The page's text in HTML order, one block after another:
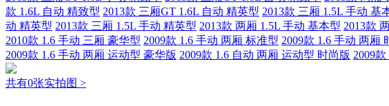
款 1.6L 自动 精致型 2013款 三厢GT 1.6L 自动 精英型 2013款 三厢 1.5L 手动 基
动 精英型 2013款 三厢 1.5L 手动 精英型 2013款 两厢 1.5L 手动 基本型 2013款
2010款 1.6 手动 三厢 豪华型 2009款 1.6 手动 两厢 标准型 2009款 1.6 手动 两厢
2009款 1.6 手动 两厢 运动型 豪华版 2009款 1.6 自动 两厢 运动型 时尚版 2009
共有0张实拍图 >